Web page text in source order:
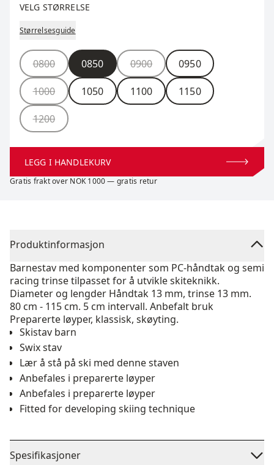
VELG STØRRELSE
Størrelsesguide
Størrelse
0800 0850 0900 0950
1000 1050 1100 1150
1200
LEGG I HANDLEKURV
Gratis frakt over NOK 1000 — gratis retur
Produktinformasjon
Barnestav med komponenter som PC-håndtak og semi
racing trinse tilpasset for å utvikle skiteknikk.
Diameter og lengder Håndtak 13 mm, trinse 13 mm.
80 cm - 115 cm. 5 cm intervall. Anbefalt bruk
Preparerte løyper, klassisk, skøyting.
Skistav barn
Swix stav
Lær å stå på ski med denne staven
Anbefales i preparerte løyper
Anbefales i preparerte løyper
Fitted for developing skiing technique
Spesifikasjoner